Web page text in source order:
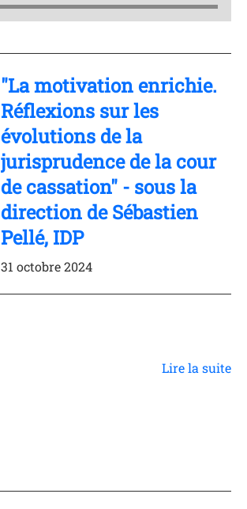
"La motivation enrichie.
Réflexions sur les
évolutions de la
jurisprudence de la cour
de cassation" - sous la
direction de Sébastien
Pellé, IDP
31 octobre 2024
Lire la suite